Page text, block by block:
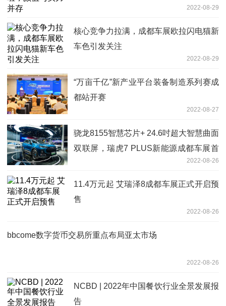
2022-08-29
核心竞争力拉满，成都车展欧拉闪电猫新
车色引发关注
2022-08-29
“万亩千亿”新产业平台装备制造系列赛成
都站开赛
2022-08-27
骁龙8155智慧芯片+ 24.6吋超大智慧曲面
双联屏，瑞虎7 PLUS新能源成都车展首
2022-08-26
11.4万元起 艾瑞泽8成都车展正式开启预
售
2022-08-26
bbcome数字货币交易所重点布局亚太市场
2022-08-26
NCBD | 2022年中国餐饮行业全景发展报
告